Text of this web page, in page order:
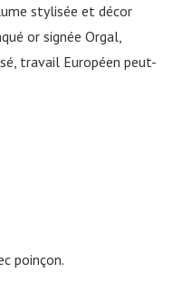
stylisée et décor
or signée Orgal,
travail Européen peut-
poinçon.